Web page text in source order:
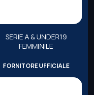
SERIE A & UNDER19
FEMMINILE
FORNITORE UFFICIALE